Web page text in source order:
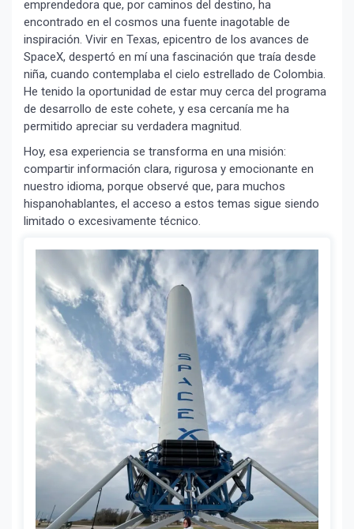
emprendedora que, por caminos del destino, ha
encontrado en el cosmos una fuente inagotable de
inspiración. Vivir en Texas, epicentro de los avances de
SpaceX, despertó en mí una fascinación que traía desde
niña, cuando contemplaba el cielo estrellado de Colombia.
He tenido la oportunidad de estar muy cerca del programa
de desarrollo de este cohete, y esa cercanía me ha
permitido apreciar su verdadera magnitud.
Hoy, esa experiencia se transforma en una misión:
compartir información clara, rigurosa y emocionante en
nuestro idioma, porque observé que, para muchos
hispanohablantes, el acceso a estos temas sigue siendo
limitado o excesivamente técnico.